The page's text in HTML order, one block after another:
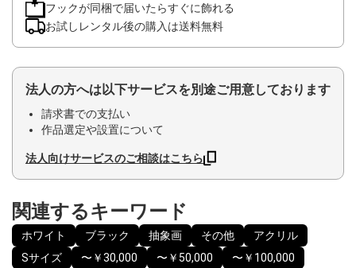
フックが同梱で届いたらすぐに飾れる
お試しレンタル後の購入は送料無料
法人の方へは以下サービスを別途ご用意しております
請求書での支払い
作品選定や設置について
法人向けサービスのご相談はこちら
関連するキーワード
ホワイト ブラック 抽象画 その他
アクリル
Sサイズ
〜￥30,000 〜￥50,000
〜￥100,000